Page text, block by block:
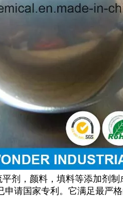
剂，颜料，填料等添加剂制
申请国家专利。它满足最严